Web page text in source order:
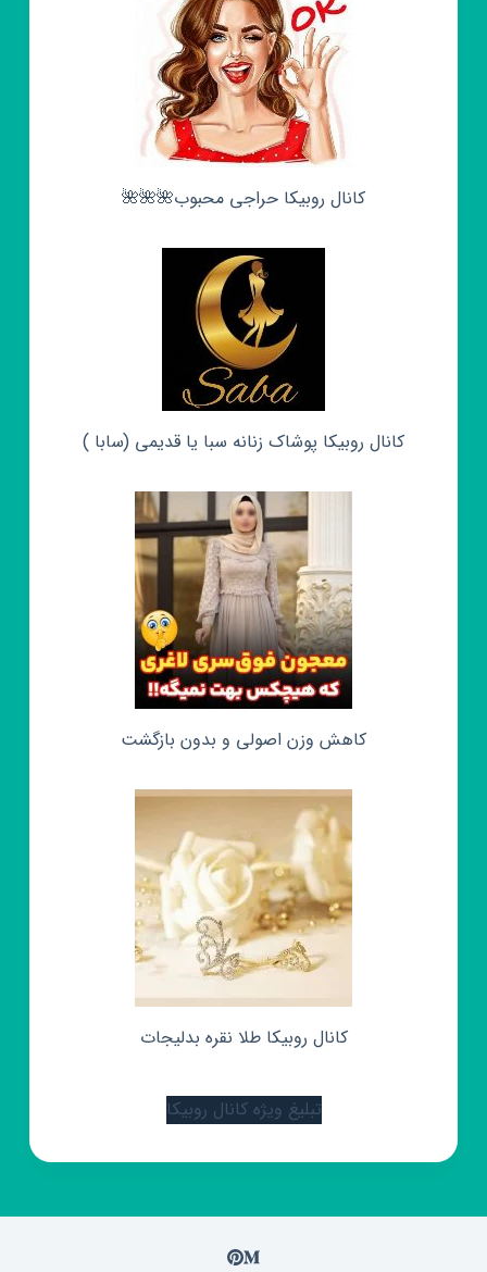
کانال روبیکا حراجی محبوب🌺🌺🌺
کانال روبیکا پوشاک زنانه سبا یا قدیمی (سابا )
کاهش وزن اصولی و بدون بازگشت
کانال روبیکا طلا نقره بدلیجات
تبلیغ ویژه کانال روبیکا